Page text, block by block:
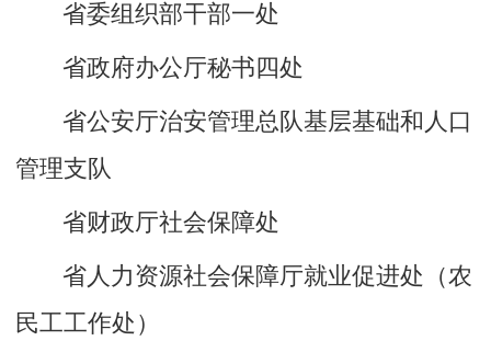
省委组织部干部一处
省政府办公厅秘书四处
省公安厅治安管理总队基层基础和人口
管理支队
省财政厅社会保障处
省人力资源社会保障厅就业促进处（农
民工工作处）